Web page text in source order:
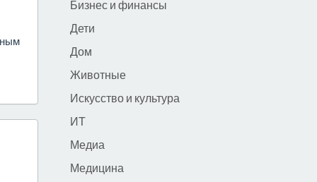
Бизнес и финансы
Дети
Дом
Животные
Искусство и культура
ИТ
Медиа
Медицина